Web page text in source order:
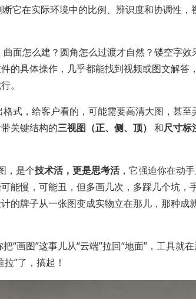
它在实际环境中的比例、辨识度和协调性
面怎么建？圆角怎么过渡才自然？镂空字效
的具体操作，几乎都能找到视频或图文解答
。
式，给客户看的，可能需要高清大图，甚
关键结构的三视图（正、侧、顶） 和尺寸标
，是个技术活，更是思考活，它强迫你在动
能慢，可能丑，但多画几次，多踩几个坑，
的牌子从一张图变成实物立在那儿，那种成
“画图”这事儿从“云端”拉回“地面”，工具就
”了，搞起！